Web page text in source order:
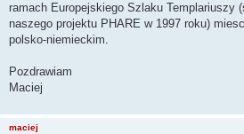
ramach Europejskiego Szlaku Templariuszy
naszego projektu PHARE w 1997 roku)
polsko-niemieckim.
Pozdrawiam
Maciej
maciej